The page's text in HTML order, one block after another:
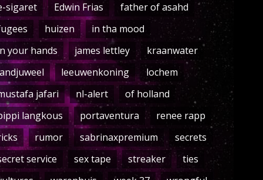
sigaret
Edwin Frias
father of asahd
huizen
in tha mood
your hands
james lettley
kraanwater
leeuwenkoning
lochem
jafari
nl-alert
of holland
langkous
portaventura
renee rapp
rumor sabrinaxpremium
secrets
service
sex tape streaker
ties